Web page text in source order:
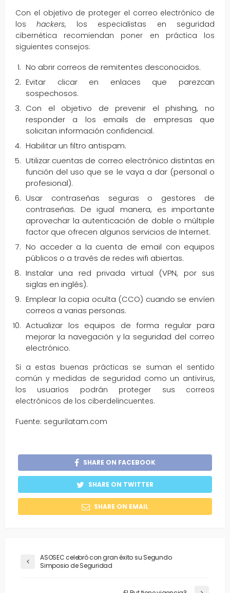
Con el objetivo de proteger el correo electrónico de
loshackers, los especialistas en seguridad
cibernética recomiendan poner en práctica los
siguientes consejos:
No abrir correos de remitentes desconocidos.
Evitar clicar en enlaces que parezcan
sospechosos.
Con el objetivo de prevenir el phishing, no
responder a los emails de empresas que
solicitan información confidencial.
Habilitar un filtro antispam.
Utilizar cuentas de correo electrónico distintas en
función del uso que se le vaya a dar (personal o
profesional).
Usar contraseñas seguras o gestores de
contraseñas. De igual manera, es importante
aprovechar la autenticación de doble o múltiple
factor que ofrecen algunos servicios de Internet.
No acceder a la cuenta de email con equipos
públicos o a través de redes wifi abiertas.
Instalar una red privada virtual (VPN, por sus
siglas en inglés).
Emplear la copia oculta (CCO) cuando se envíen
correos a varias personas.
Actualizar los equipos de forma regular para
mejorar la navegación y la seguridad del correo
electrónico.
Si a estas buenas prácticas se suman el sentido
común y medidas de seguridad como un antivirus,
los usuarios podrán proteger sus correos
electrónicos de los ciberdelincuentes.
Fuente: segurilatam.com
SHARE ON FACEBOOK
SHARE ON TWITTER
SHARE ON EMAIL
ASOSEC celebró con gran éxito su Segundo
Simposio de Seguridad